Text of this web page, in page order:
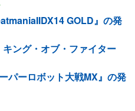
GOLD』の発
キング・オブ・ファイター
パーロボット大戦MX』の発